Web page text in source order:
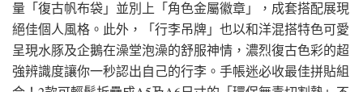
量「復古帆布袋」並別上「角色金屬徽章」，成套搭配展現
絕佳個人風格。此外，「行李吊牌」也以和洋混搭特色可愛
呈現水豚及企鵝在澡堂泡澡的舒服神情，濃烈復古色彩的超
強辨識度讓你一秒認出自己的行李。手帳迷必收最佳拼貼組